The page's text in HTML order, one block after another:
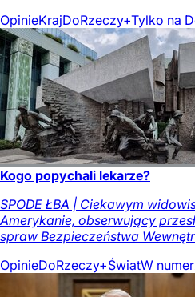
OpinieKrajDoRzeczy+Tylko na
Kogo popychali lekarze?
SPODE ŁBA | Ciekawym
Amerykanie, obserwujący
spraw Bezpieczeństwa
OpinieDoRzeczy+ŚwiatW